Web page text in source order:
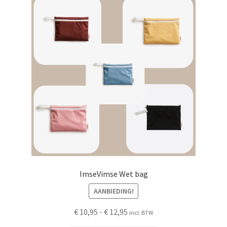
ImseVimse Wet bag
AANBIEDING!
€ 10,95 - € 12,95 Prijsklasse:
incl. BTW